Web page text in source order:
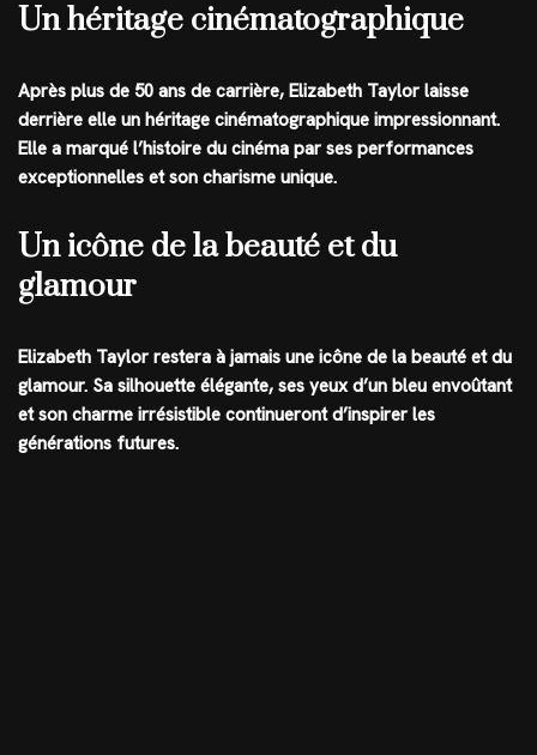
Un héritage cinématographique
Après plus de 50 ans de carrière, Elizabeth Taylor laisse
derrière elle un héritage cinématographique impressionnant.
Elle a marqué l’histoire du cinéma par ses performances
exceptionnelles et son charisme unique.
Un icône de la beauté et du
glamour
Elizabeth Taylor restera à jamais une icône de la beauté et du
glamour. Sa silhouette élégante, ses yeux d’un bleu envoûtant
et son charme irrésistible continueront d’inspirer les
générations futures.